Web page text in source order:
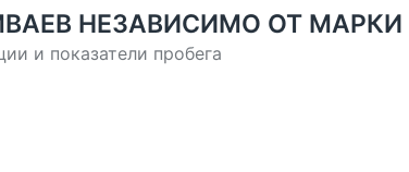
НЕЗАВИСИМО ОТ МАРКИ
и показатели пробега